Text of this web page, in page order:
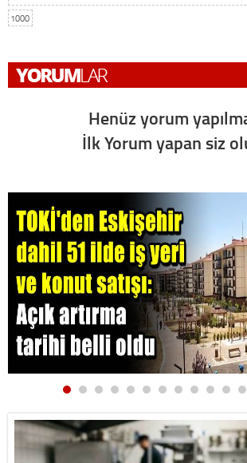
1000
Henüz yorum
İlk Yorum yapan siz